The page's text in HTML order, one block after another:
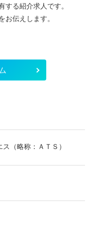
る紹介求人です。
伝えします。
（略称：ＡＴＳ）